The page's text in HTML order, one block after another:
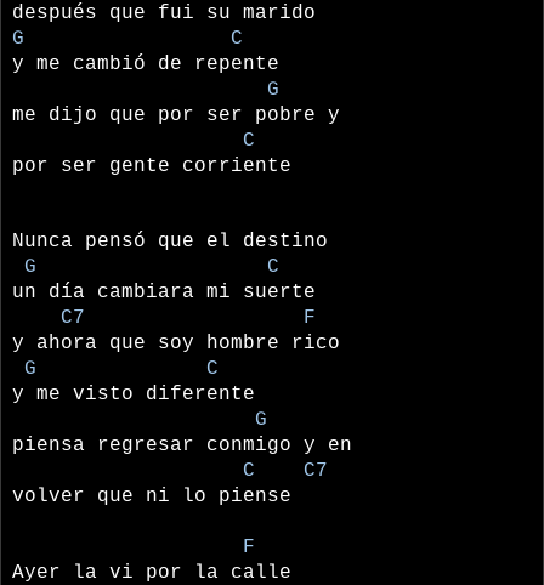
después que fui su marido
G C
y me cambió de repente
G
me dijo que por ser pobre y
C
por ser gente corriente
Nunca pensó que el destino
G C
un día cambiara mi suerte
C7 F
y ahora que soy hombre rico
G C
y me visto diferente
G
piensa regresar conmigo y en
C C7
volver que ni lo piense
F
Ayer la vi por la calle